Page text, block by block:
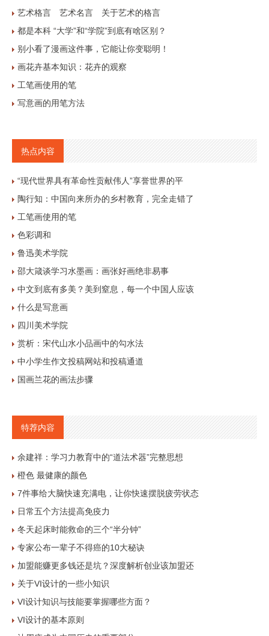
艺术格言 艺术名言 关于艺术的格言
都是本科 “大学”和“学院”到底有啥区别？
别小看了漫画这件事，它能让你变聪明！
画花卉基本知识：花卉的观察
工笔画使用的笔
写意画的用笔方法
热点内容
“现代世界具有革命性贡献伟人”享誉世界的平
陶行知：中国向来所办的乡村教育，完全走错了
工笔画使用的笔
色彩调和
鲁迅美术学院
邵大箴谈学习水墨画：画张好画绝非易事
中文到底有多美？美到窒息，每一个中国人应该
什么是写意画
四川美术学院
赏析：宋代山水小品画中的勾水法
中小学生作文投稿网站和投稿通道
国画兰花的画法步骤
特荐内容
余建祥：学习力教育中的“道法术器”完整思想
橙色 最健康的颜色
7件事给大脑快速充满电，让你快速摆脱疲劳状态
日常五个方法提高免疫力
冬天起床时能救命的三个“半分钟”
专家公布一辈子不得癌的10大秘诀
加盟能赚更多钱还是坑？深度解析创业该加盟还
关于VI设计的一些小知识
VI设计知识与技能要掌握哪些方面？
VI设计的基本原则